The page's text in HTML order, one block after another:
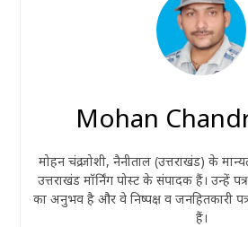
Mohan
मोहन चंद्र जोशी, नैनीताल (उत्तराखंड) के
उत्तराखंड मॉर्निंग पोस्ट के संपादक हैं। उन्हें
का अनुभव है और वे निष्पक्ष व जनहितकारी
हैं।